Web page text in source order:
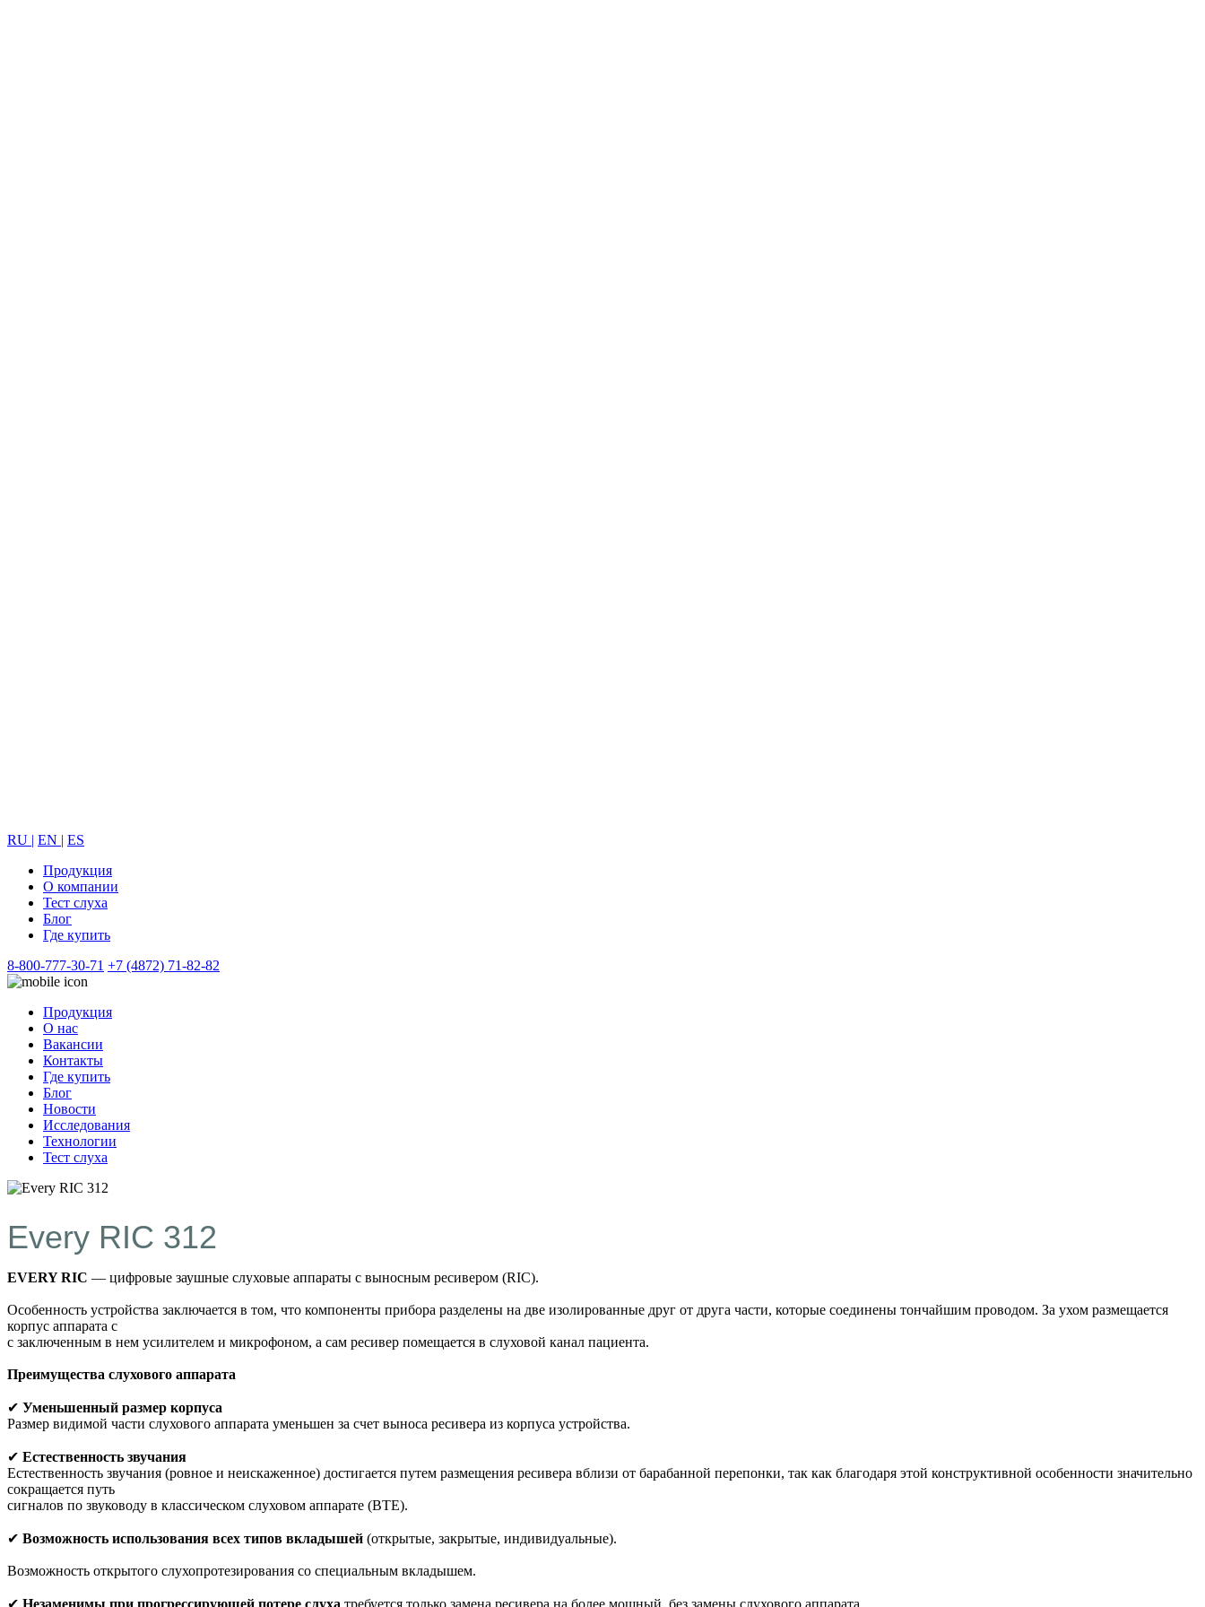
RU | EN | ES
Продукция
О компании
Тест слуха
Блог
Где купить
8-800-777-30-71 +7 (4872) 71-82-82
Продукция
О нас
Вакансии
Контакты
Где купить
Блог
Новости
Исследования
Технологии
Тест слуха
Every RIC 312
EVERY RIC — цифровые заушные слуховые аппараты с выносным ресивером (RIC).
Особенность устройства заключается в том, что компоненты прибора разделены на две изолированные друг от друга части, которые соединены тончайшим проводом. За ухом размещается
корпус аппарата с
с заключенным в нем усилителем и микрофоном, а сам ресивер помещается в слуховой канал пациента.
Преимущества слухового аппарата
✔ Уменьшенный размер корпуса
Размер видимой части слухового аппарата уменьшен за счет выноса ресивера из корпуса устройства.
✔ Естественность звучания
Естественность звучания (ровное и неискаженное) достигается путем размещения ресивера вблизи от барабанной перепонки, так как благодаря этой конструктивной особенности значительно
сокращается путь
сигналов по звуководу в классическом слуховом аппарате (BTE).
✔ Возможность использования всех типов вкладышей (открытые, закрытые, индивидуальные).
Возможность открытого слухопротезирования со специальным вкладышем.